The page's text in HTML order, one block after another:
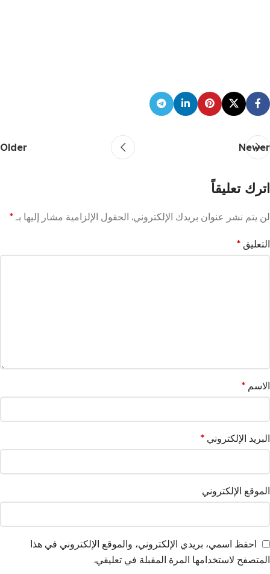
Newer
Older
اترك تعليقاً
لن يتم نشر عنوان بريدك الإلكتروني. الحقول الإلزامية مشار إليها بـ *
التعليق *
الاسم *
البريد الإلكتروني *
الموقع الإلكتروني
احفظ اسمي، بريدي الإلكتروني، والموقع الإلكتروني في هذا
المتصفح لاستخدامها المرة المقبلة في تعليقي.